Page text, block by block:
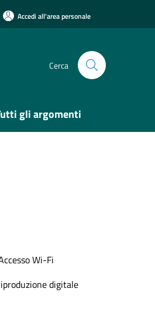
Accedi all'area personale
Cerca
gli argomenti
Wi-Fi
digitale